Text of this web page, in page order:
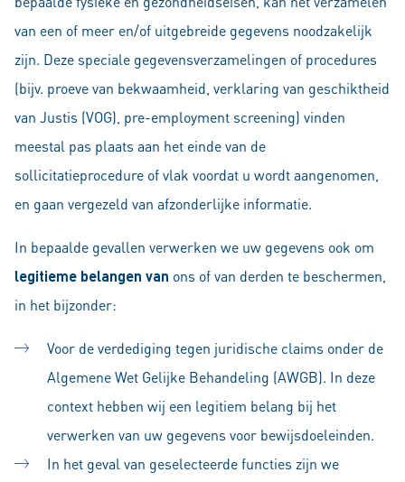
van een of meer en/of uitgebreide gegevens noodzakelijk
zijn. Deze speciale gegevensverzamelingen of procedures
(bijv. proeve van bekwaamheid, verklaring van geschiktheid
van Justis (VOG), pre-employment screening) vinden
meestal pas plaats aan het einde van de
sollicitatieprocedure of vlak voordat u wordt aangenomen,
en gaan vergezeld van afzonderlijke informatie.
In bepaalde gevallen verwerken we uw gegevens ook om
legitieme belangen van ons of van derden te beschermen,
in het bijzonder:
Voor de verdediging tegen juridische claims onder de
Algemene Wet Gelijke Behandeling (AWGB). In deze
context hebben wij een legitiem belang bij het
verwerken van uw gegevens voor bewijsdoeleinden.
In het geval van geselecteerde functies zijn we